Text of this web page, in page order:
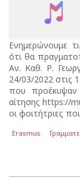
Eνημερώνουμε
ότι θα
Αν. Καθ. Ρ.
24/03/2022 στις
που προέκυψαν
αίτησης https://
οι φοιτήτριες
Erasmus